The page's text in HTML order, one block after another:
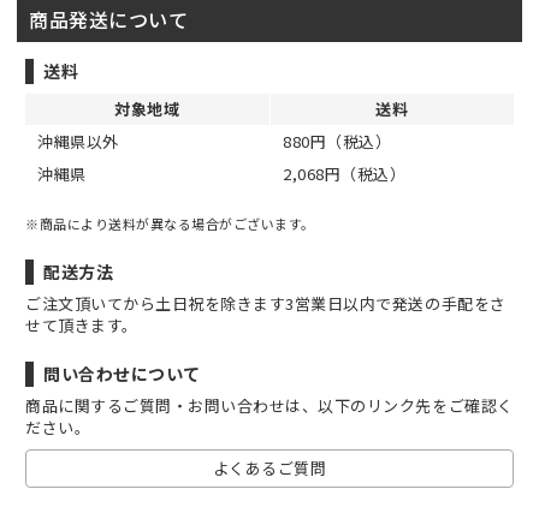
商品発送について
送料
対象地域
送料
沖縄県以外
880円（税込）
沖縄県
2,068円（税込）
※商品により送料が異なる場合がございます。
配送方法
ご注文頂いてから土日祝を除きます3営業日以内で発送の手配をさ
せて頂きます。
問い合わせについて
商品に関するご質問・お問い合わせは、以下のリンク先をご確認く
ださい。
よくあるご質問